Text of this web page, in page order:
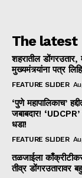
The latest
शहरातील
मुख्यमंत्र्यांना पत्र
FEATURE SLIDER
‘पुणे महापालिकाच’
जबाबदार! ‘UDCPR’
धडा!
FEATURE SLIDER
तळजाईला
तीव्र डोंगरउतारावर